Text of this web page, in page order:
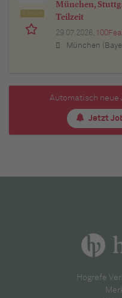
München,
Teilzeit
29.07.2026,
München (Bayern), Stuttgart (Baden-Württemberg), Nürnberg (Bayern), Esslingen am Neckar (Baden-Württemberg), Ludwigsburg (Baden-Württemberg), Sindelfingen (Baden-Württemberg), Böblingen (Baden-Württemberg), Waiblingen (Baden-
Automatisch neue
Jetzt
Hogrefe